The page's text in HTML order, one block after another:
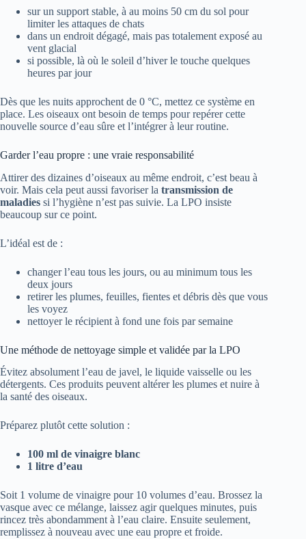
sur un support stable, à au moins 50 cm du sol pour
limiter les attaques de chats
dans un endroit dégagé, mais pas totalement exposé au
vent glacial
si possible, là où le soleil d’hiver le touche quelques
heures par jour
Dès que les nuits approchent de 0 °C, mettez ce système en
place. Les oiseaux ont besoin de temps pour repérer cette
nouvelle source d’eau sûre et l’intégrer à leur routine.
Garder l’eau propre : une vraie responsabilité
Attirer des dizaines d’oiseaux au même endroit, c’est beau à
voir. Mais cela peut aussi favoriser la transmission de
maladies si l’hygiène n’est pas suivie. La LPO insiste
beaucoup sur ce point.
L’idéal est de :
changer l’eau tous les jours, ou au minimum tous les
deux jours
retirer les plumes, feuilles, fientes et débris dès que vous
les voyez
nettoyer le récipient à fond une fois par semaine
Une méthode de nettoyage simple et validée par la LPO
Évitez absolument l’eau de javel, le liquide vaisselle ou les
détergents. Ces produits peuvent altérer les plumes et nuire à
la santé des oiseaux.
Préparez plutôt cette solution :
100 ml de vinaigre blanc
1 litre d’eau
Soit 1 volume de vinaigre pour 10 volumes d’eau. Brossez la
vasque avec ce mélange, laissez agir quelques minutes, puis
rincez très abondamment à l’eau claire. Ensuite seulement,
remplissez à nouveau avec une eau propre et froide.